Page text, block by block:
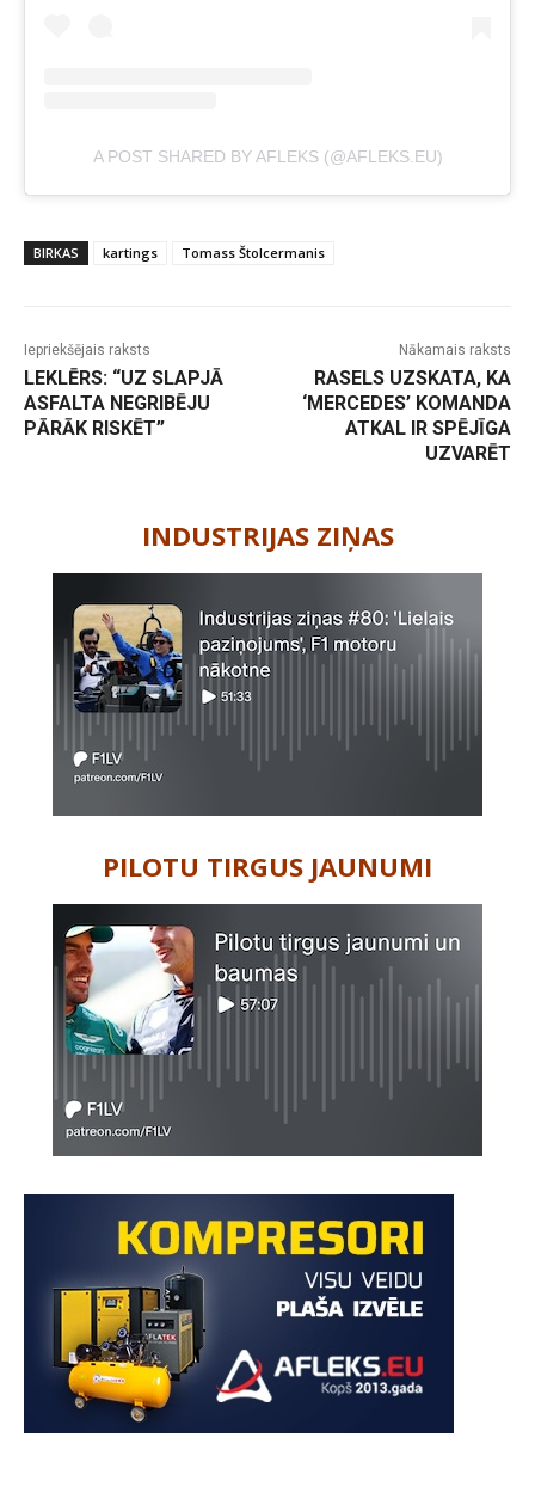
A POST SHARED BY AFLEKS (@AFLEKS.EU)
BIRKAS kartings Tomass Štolcermanis
Iepriekšējais raksts
LEKLĒRS: “UZ SLAPJĀ
ASFALTA NEGRIBĒJU
PĀRĀK RISKĒT”
Nākamais raksts
RASELS UZSKATA, KA
‘MERCEDES’ KOMANDA
ATKAL IR SPĒJĪGA
UZVARĒT
INDUSTRIJAS ZIŅAS
PILOTU TIRGUS JAUNUMI